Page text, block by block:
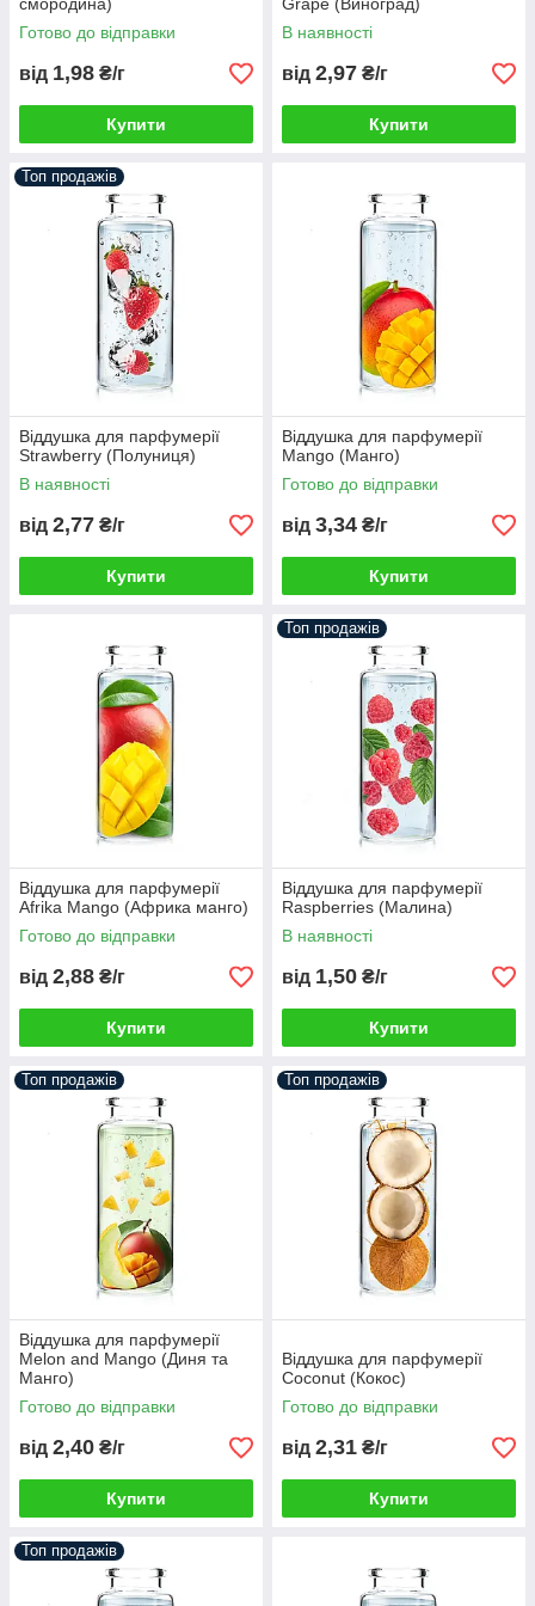
Готово до відправки
від 1,98 ₴/г
Купити
В наявності
від 2,97 ₴/г
Купити
Топ продажів
Віддушка для парфумерії
Strawberry (Полуниця)
В наявності
від 2,77 ₴/г
Купити
Віддушка для парфумерії
Mango (Манго)
Готово до відправки
від 3,34 ₴/г
Купити
Віддушка для парфумерії
Afrika Mango (Африка манго)
Готово до відправки
від 2,88 ₴/г
Купити
Топ продажів
Віддушка для парфумерії
Raspberries (Малина)
В наявності
від 1,50 ₴/г
Купити
Топ продажів
Віддушка для парфумерії
Melon and Mango (Диня та
Манго)
Готово до відправки
від 2,40 ₴/г
Купити
Топ продажів
Віддушка для парфумерії
Coconut (Кокос)
Готово до відправки
від 2,31 ₴/г
Купити
Топ продажів